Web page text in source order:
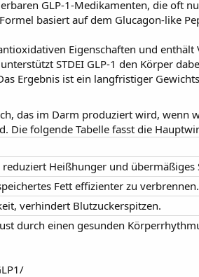
GLP-1-Medikamenten, die oft
basiert auf dem Glucagon-like
Eigenschaften und
STDEI GLP-1 den Körper
Ergebnis ist ein langfristiger
das im Darm produziert wird, wenn
Die folgende Tabelle fasst die
Heißhunger und übermäßiges
Fett effizienter zu verbrennen.
verhindert Blutzuckerspitzen.
durch einen gesunden